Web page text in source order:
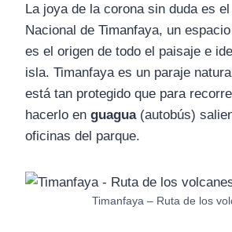
La joya de la corona sin duda es
Nacional de Timanfaya, un
es el origen de todo el paisaje e
isla. Timanfaya es un paraje
está tan protegido que para
hacerlo en guagua(autobús)
oficinas del parque.
Timanfaya – Ruta de los